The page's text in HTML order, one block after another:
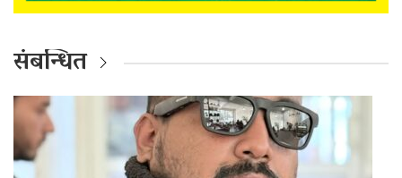
संबन्धित